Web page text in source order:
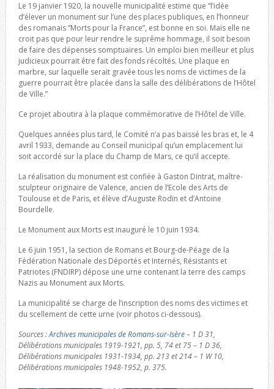
Le 19 janvier 1920, la nouvelle municipalité estime que “l’idée
d’élever un monument sur l’une des places publiques, en l’honneur
des romanais “Morts pour la France”, est bonne en soi. Mais elle ne
croit pas que pour leur rendre le suprême hommage, il soit besoin
de faire des dépenses somptuaires. Un emploi bien meilleur et plus
judicieux pourrait être fait des fonds récoltés. Une plaque en
marbre, sur laquelle serait gravée tous les noms de victimes de la
guerre pourrait être placée dans la salle des délibérations de l’Hôtel
de Ville.”
Ce projet aboutira à la plaque commémorative de l’Hôtel de Ville.
Quelques années plus tard, le Comité n’a pas baissé les bras et, le 4
avril 1933, demande au Conseil municipal qu’un emplacement lui
soit accordé sur la place du Champ de Mars, ce qu’il accepte.
La réalisation du monument est confiée à Gaston Dintrat, maître-
sculpteur originaire de Valence, ancien de l’Ecole des Arts de
Toulouse et de Paris, et élève d’Auguste Rodin et d’Antoine
Bourdelle.
Le Monument aux Morts est inauguré le 10 juin 1934.
Le 6 juin 1951, la section de Romans et Bourg-de-Péage de la
Fédération Nationale des Déportés et Internés, Résistants et
Patriotes (FNDIRP) dépose une urne contenant la terre des camps
Nazis au Monument aux Morts.
La municipalité se charge de l’inscription des noms des victimes et
du scellement de cette urne (voir photos ci-dessous).
Sources :Archives municipales de Romans-sur-Isère– 1 D 31,
Délibérations municipales 1919-1921, pp. 5, 74 et 75 – 1 D 36,
Délibérations municipales 1931-1934, pp. 213 et 214 – 1 W 10,
Délibérations municipales 1948-1952, p. 375.